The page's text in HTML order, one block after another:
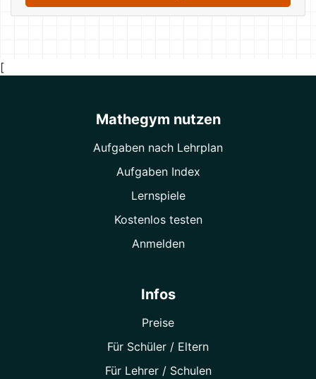
[
Mathegym nutzen
Aufgaben nach Lehrplan
Aufgaben Index
Lernspiele
Kostenlos testen
Anmelden
Infos
Preise
Für Schüler / Eltern
Für Lehrer / Schulen